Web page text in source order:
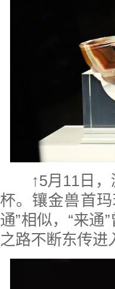
↑5月11日
杯。镶金兽首
通”相似，“来通
之路不断东传进